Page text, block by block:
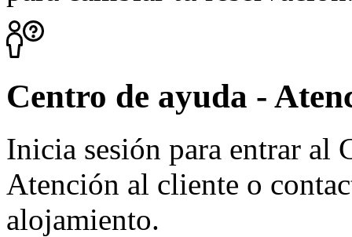
Centro de ayuda -
Inicia sesión para entrar al
Atención al cliente o
alojamiento.